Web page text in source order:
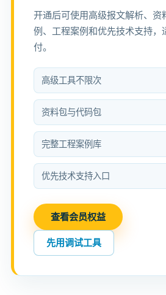
开通后可使用高级报文解析、资
例、工程案例和优先技术支持，
付。
高级工具不限次
资料包与代码包
完整工程案例库
优先技术支持入口
查看会员权益
先用调试工具